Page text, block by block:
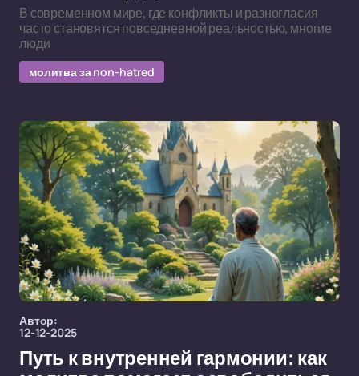
В современном мире, где конфликты и разногласия
часто становятся повседневной реальностью, многие
люди
молитва за non-hatred
Автор:
12-12-2025
Путь к внутренней гармонии: как